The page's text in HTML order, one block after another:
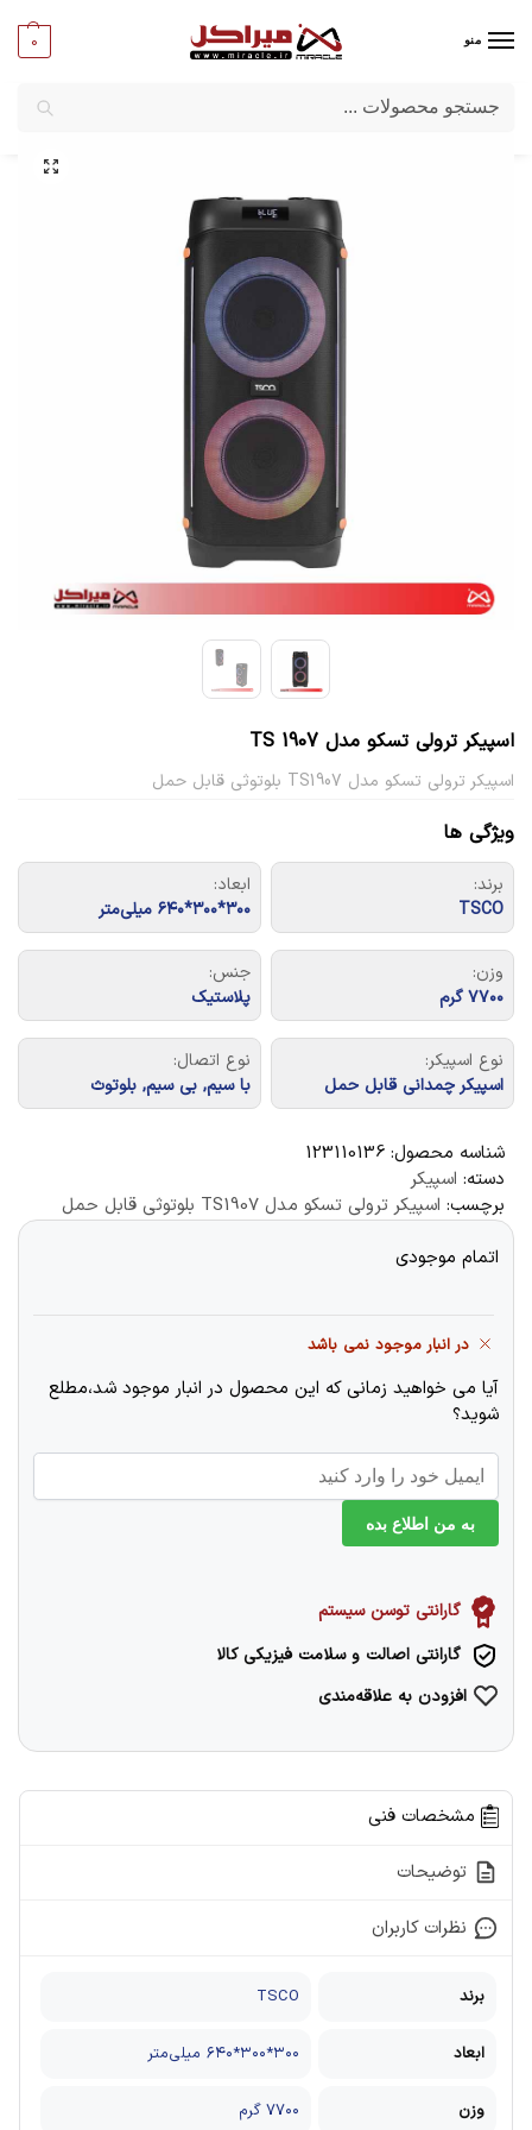
منو 0
میراکل/کامپیوتر/قطعات جانبی
اسپیکر ترولی تسکو مدل TS 1907
اسپیکر ترولی تسکو مدل TS1907 بلوتوثی قابل حمل
ویژگی ها
برند:
TSCO
ابعاد:
۳۰۰*۳۰۰*۶۴۰ میلی‌متر
وزن:
۷۷۰۰ گرم
جنس:
پلاستیک
نوع اسپیکر:
اسپیکر چمدانی قابل حمل
نوع اتصال:
با سیم, بی سیم, بلوتوث
شناسه محصول: 123110136
دسته: اسپیکر
برچسب: اسپیکر ترولی تسکو مدل TS1907 بلوتوثی قابل حمل
اتمام موجودی
در انبار موجود نمی باشد
آیا می خواهید زمانی که این محصول در انبار موجود شد،مطلع
شوید؟
به من اطلاع بده
گارانتی توسن سیستم
گارانتی اصالت و سلامت فیزیکی کالا
افزودن به علاقه‌مندی
مشخصات فنی
توضیحات
نظرات کاربران
برند TSCO
ابعاد ۳۰۰*۳۰۰*۶۴۰ میلی‌متر
وزن ۷۷۰۰ گرم